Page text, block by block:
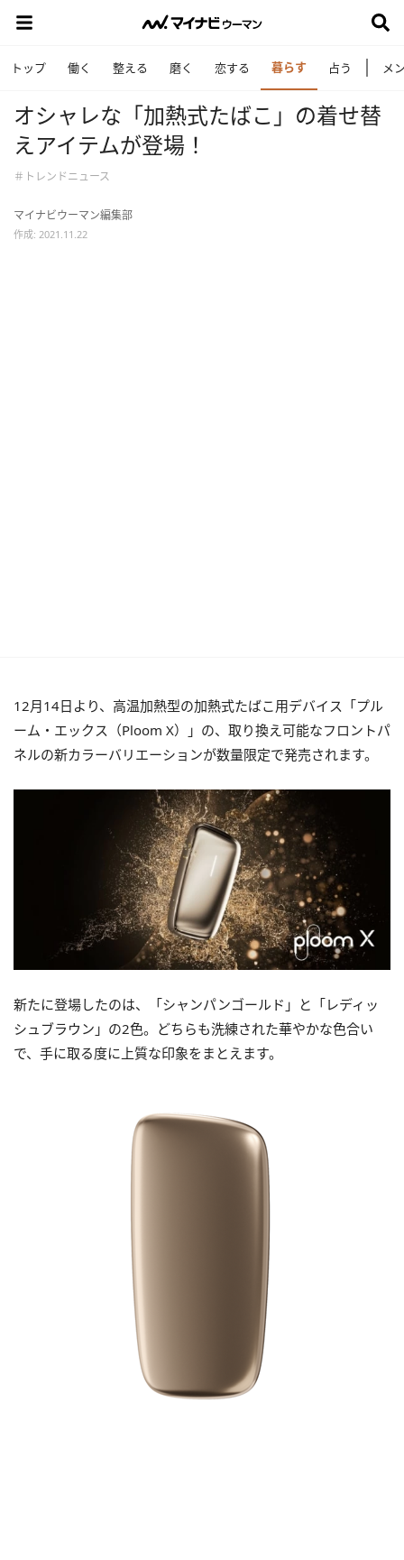
トップ 働く 整える 磨く 恋する 暮らす 占う メ
オシャレな「加熱式たばこ」の着せ替
えアイテムが登場！
＃トレンドニュース
マイナビウーマン編集部
作成: 2021.11.22
12月14日より、高温加熱型の加熱式たばこ用デバイス「プル
ーム・エックス（Ploom X）」の、取り換え可能なフロントパ
ネルの新カラーバリエーションが数量限定で発売されます。
新たに登場したのは、「シャンパンゴールド」と「レディッ
シュブラウン」の2色。どちらも洗練された華やかな色合い
で、手に取る度に上質な印象をまとえます。